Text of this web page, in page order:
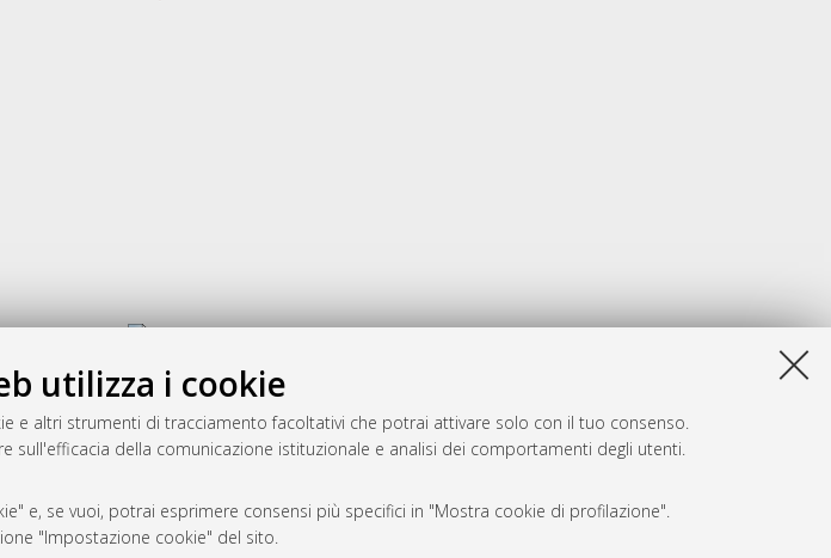
utilizza i cookie
e altri strumenti di tracciamento facoltativi che potrai attivare solo con il tuo consenso.
della comunicazione istituzionale e analisi dei comportamenti degli utenti.
e, se vuoi, potrai esprimere consensi più specifici in "Mostra cookie di profilazione".
"Impostazione cookie" del sito.